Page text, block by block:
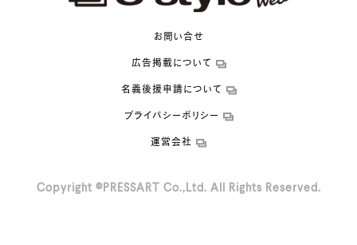
お問い合せ
広告掲載について
名義後援申請について
プライバシーポリシー
運営会社
Copyright ©PRESSART Co.,Ltd. All Rights Reserved.